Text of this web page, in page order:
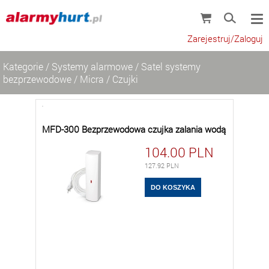
Zarejestruj/Zaloguj
Kategorie / Systemy alarmowe / Satel systemy
bezprzewodowe / Micra / Czujki
MFD-300 Bezprzewodowa czujka zalania wodą
104.00 PLN
127.92 PLN